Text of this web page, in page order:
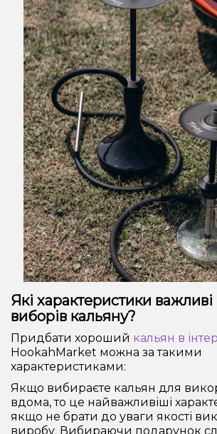
Які характеристики важливі
виборів кальяну?
Придбати хороший кальян в
HookahMarket можна за такими
характеристиками:
Якщо вибираєте кальян для
вдома, то це найважливіші
якщо не брати до уваги якості
виробу. Вибираючи подарунок